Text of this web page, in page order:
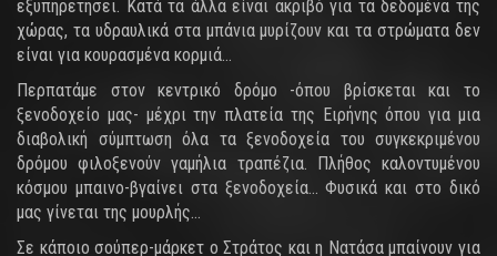
εξυπηρετήσει. Κατά τα άλλα είναι ακριβό για τα δεδομένα της
χώρας, τα υδραυλικά στα μπάνια μυρίζουν και τα στρώματα δεν
είναι για κουρασμένα κορμιά…
Περπατάμε στον κεντρικό δρόμο -όπου βρίσκεται και το
ξενοδοχείο μας- μέχρι την πλατεία της Ειρήνης όπου για μια
διαβολική σύμπτωση όλα τα ξενοδοχεία του συγκεκριμένου
δρόμου φιλοξενούν γαμήλια τραπέζια. Πλήθος καλοντυμένου
κόσμου μπαινο-βγαίνει στα ξενοδοχεία… Φυσικά και στο δικό
μας γίνεται της μουρλής…
Σε κάποιο σούπερ-μάρκετ ο Στράτος και η Νατάσα μπαίνουν για